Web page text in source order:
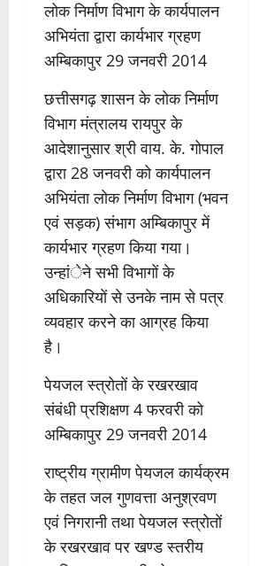
लोक निर्माण विभाग के कार्यपालन
अभियंता द्वारा कार्यभार ग्रहण
अम्बिकापुर 29 जनवरी 2014
छत्तीसगढ़ शासन के लोक निर्माण
विभाग मंत्रालय रायपुर के
आदेशानुसार श्री वाय. के. गोपाल
द्वारा 28 जनवरी को कार्यपालन
अभियंता लोक निर्माण विभाग (भवन
एवं सड़क) संभाग अम्बिकापुर में
कार्यभार ग्रहण किया गया।
उन्हांेने सभी विभागों के
अधिकारियों से उनके नाम से पत्र
व्यवहार करने का आग्रह किया
है।
पेयजल स्त्रोतों के रखरखाव
संबंधी प्रशिक्षण 4 फरवरी को
अम्बिकापुर 29 जनवरी 2014
राष्ट्रीय ग्रामीण पेयजल कार्यक्रम
के तहत जल गुणवत्ता अनुश्रवण
एवं निगरानी तथा पेयजल स्त्रोतों
के रखरखाव पर खण्ड स्तरीय